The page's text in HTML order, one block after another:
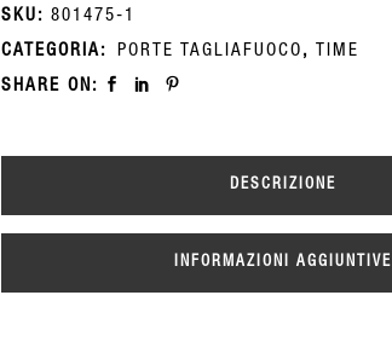
SKU:‪801475-1
CATEGORIA:
PORTE TAGLIAFUOCO , TIME
SHARE ON:
DESCRIZIONE
INFORMAZIONI AGGIUNTIVE